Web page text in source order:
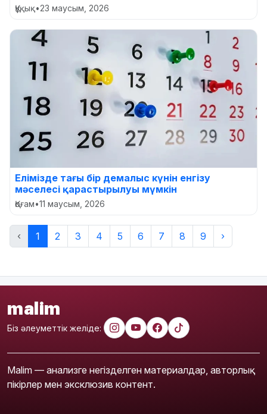
Құқық•23 маусым, 2026
Елімізде тағы бір демалыс күнін енгізу
мәселесі қарастырылуы мүмкін
Қоғам•11 маусым, 2026
‹ 1 2 3 4 5 6 7 8 9 ›
malim
Біз әлеуметтік желіде:
Malim — анализге негізделген материалдар, авторлық
пікірлер мен эксклюзив контент.